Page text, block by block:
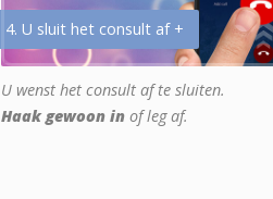
4. U sluit het consult af +
U wenst het consult af te sluiten.
Haak gewoon in of leg af.